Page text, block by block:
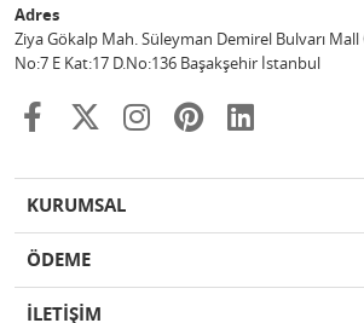
Adres
Ziya Gökalp Mah. Süleyman Demirel Bulvarı
No:7 E Kat:17 D.No:136 Başakşehir İstanbul
KURUMSAL
ÖDEME
İLETİŞİM